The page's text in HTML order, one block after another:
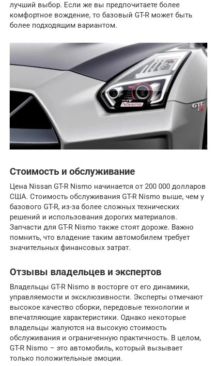
лучший выбор. Если же вы предпочитаете более
комфортное вождение, то базовый GT-R может быть
более подходящим вариантом.
Стоимость и обслуживание
Цена Nissan GT-R Nismo начинается от 200 000 долларов
США. Стоимость обслуживания GT-R Nismo выше, чем у
базового GT-R, из-за более сложных технических
решений и использования дорогих материалов.
Запчасти для GT-R Nismo также стоят дороже. Важно
помнить, что владение таким автомобилем требует
значительных финансовых затрат.
Отзывы владельцев и экспертов
Владельцы GT-R Nismo в восторге от его динамики,
управляемости и эксклюзивности. Эксперты отмечают
высокое качество сборки, передовые технологии и
впечатляющие характеристики. Однако некоторые
владельцы жалуются на высокую стоимость
обслуживания и ограниченную практичность. В целом,
GT-R Nismo – это автомобиль, который вызывает
только положительные эмоции.